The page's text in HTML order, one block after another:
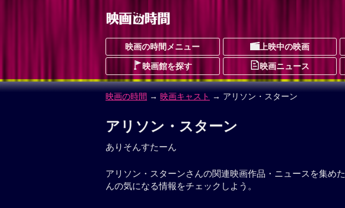
映画の時間メニュー 上映中の映画
映画館を探す 映画ニュース
映画の時間 → 映画キャスト → アリソン・スターン
アリソン・スターン
ありそんすたーん
アリソン・スターンさんの関連映画作品・ニュースを集め
んの気になる情報をチェックしよう。